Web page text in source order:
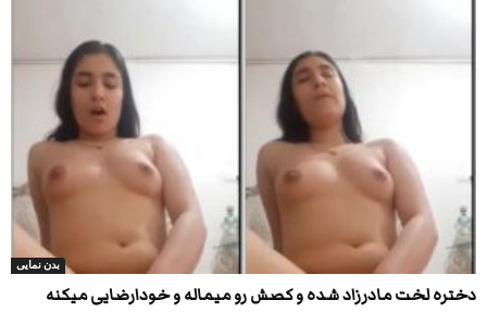
بدن نمایی
دختره لخت مادرزاد شده و کصش رو میماله و خودارضایی میکنه